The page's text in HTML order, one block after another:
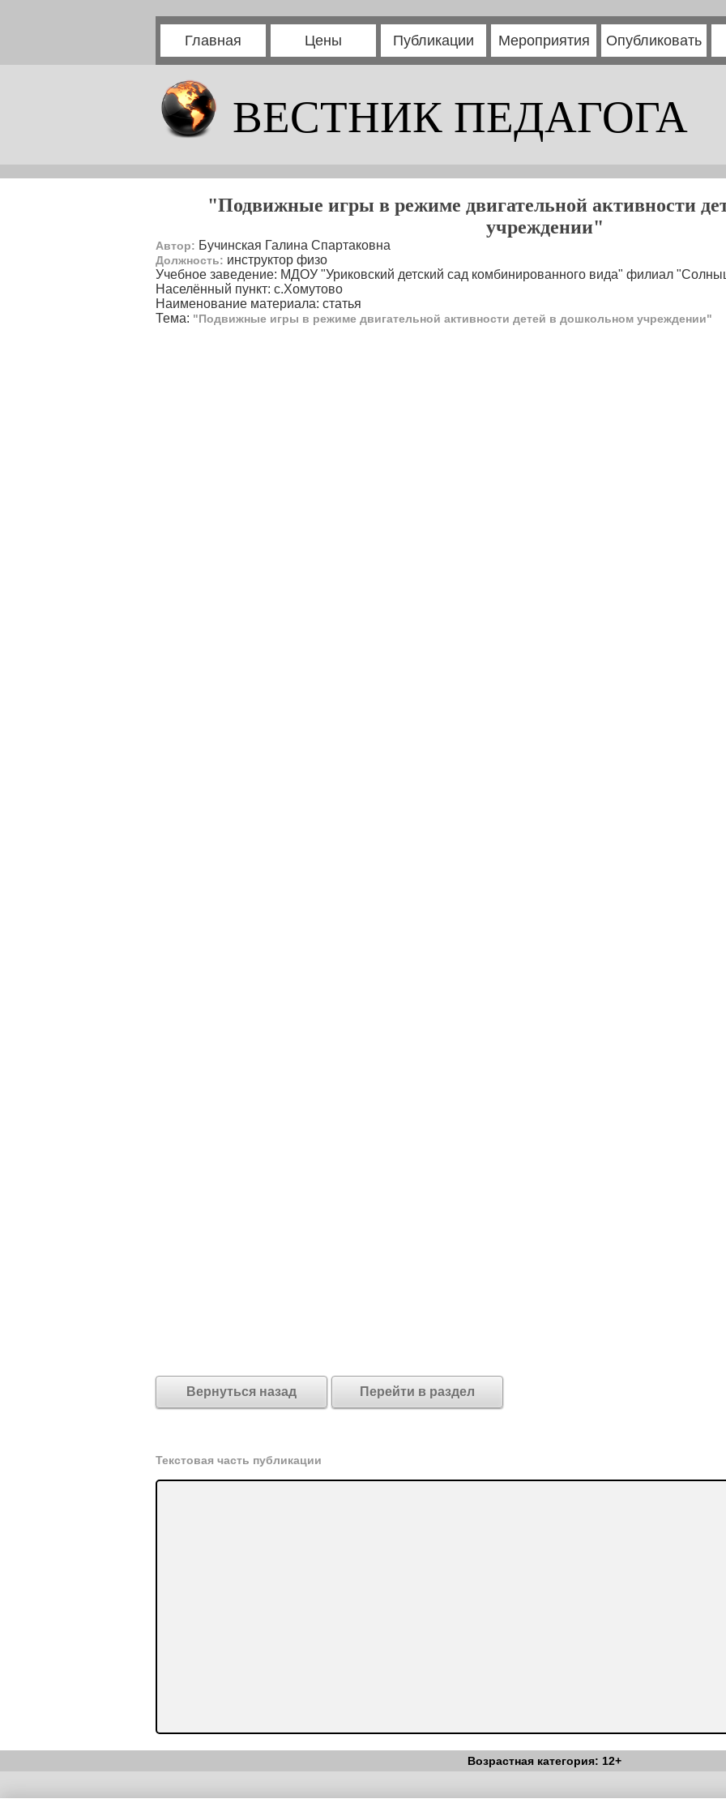
Главная Цены Публикации Мероприятия Опубликовать
ВЕСТНИК ПЕДАГОГА
"Подвижные игры в режиме двигательной активности
учреждении"
Автор: Бучинская Галина Спартаковна
Должность: инструктор физо
Учебное заведение: МДОУ "Уриковский детский сад комбинированного вида" филиал
Населённый пункт: с.Хомутово
Наименование материала: статья
Тема: "Подвижные игры в режиме двигательной активности детей в дошкольном учреждении"
Вернуться назад Перейти в раздел
Текстовая часть публикации
Возрастная категория: 12+
Copyright (c) |Вестник Педагога|Об издании|Условия|Политика